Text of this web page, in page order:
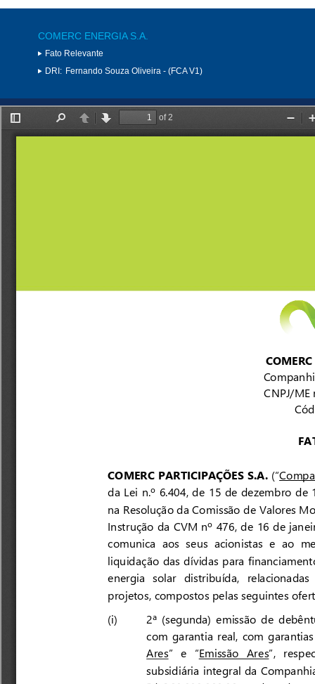
COMERC ENERGIA S.A.
Fato Relevante
DRI: Fernando Souza Oliveira - (FCA V1)